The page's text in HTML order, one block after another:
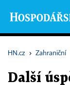
HN.cz › Zahraniční
Další